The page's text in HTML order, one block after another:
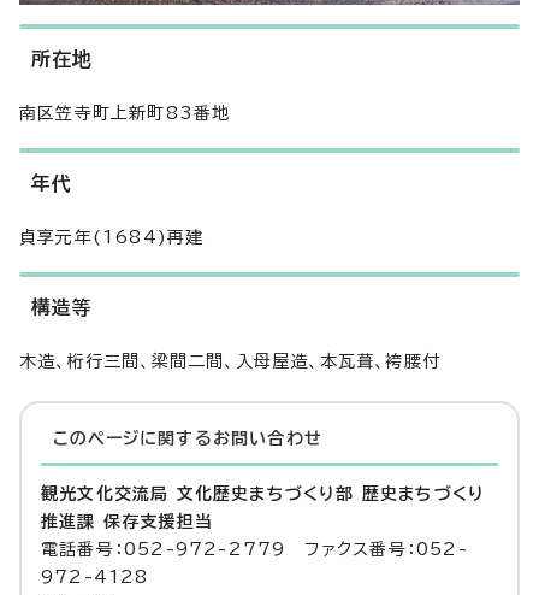
所在地
南区笠寺町上新町83番地
年代
貞享元年(1684)再建
構造等
木造、桁行三間、梁間二間、入母屋造、本瓦葺、袴腰付
このページに関する お問い合わせ
観光文化交流局 文化歴史まちづくり部 歴史まちづくり
推進課 保存支援担当
電話番号：052-972-2779 ファクス番号：052-
972-4128